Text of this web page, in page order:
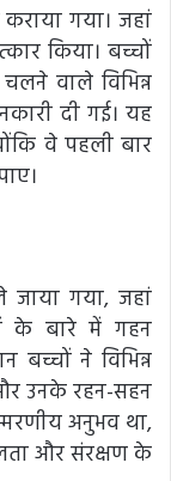
गया। जहां
किया। बच्चों
वाले विभिन्न
दी गई। यह
वे पहली बार
गया, जहां
के बारे में गहन
बच्चों ने विभिन्न
उनके रहन-सहन
अनुभव था,
और संरक्षण के